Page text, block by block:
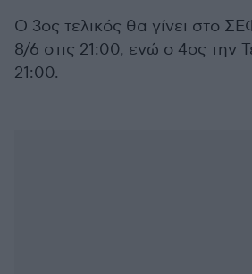
Ο 3ος τελικός θα γίνει στο
8/6 στις 21:00, ενώ ο 4ος την
21:00.